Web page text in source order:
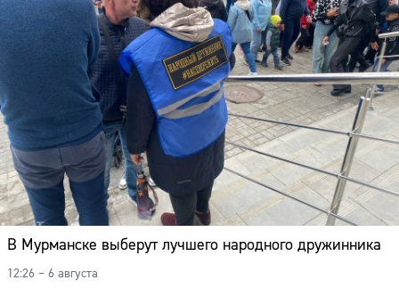
В Мурманске выберут лучшего народного дружинника
12:26 – 6 августа